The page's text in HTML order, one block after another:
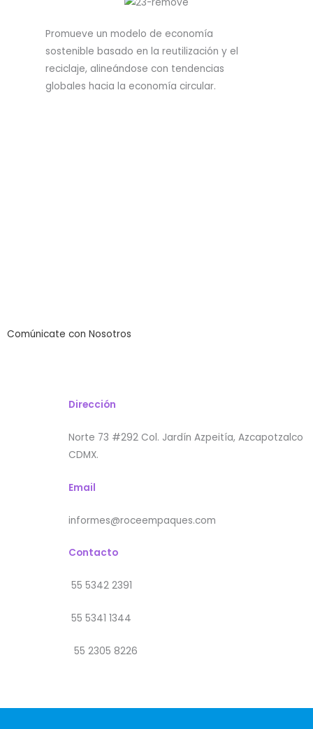
Promueve un modelo de economía
sostenible basado en la reutilización y el
reciclaje, alineándose con tendencias
globales hacia la economía circular.
Comúnicate con Nosotros
Dirección
Norte 73 #292 Col. Jardín Azpeitía, Azcapotzalco
CDMX.
Email
informes@roceempaques.com
Contacto
55 5342 2391
55 5341 1344
55 2305 8226